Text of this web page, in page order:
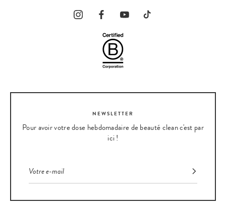
NEWSLETTER
Pour avoir votre dose hebdomadaire de beauté clean c'est par
ici !